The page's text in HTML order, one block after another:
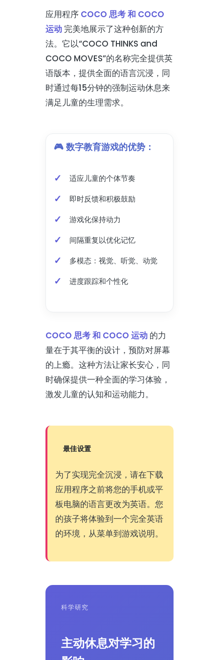
应用程序 COCO 思考 和 COCO
运动完美地展示了这种创新的方
法。它以“COCO THINKS and
COCO MOVES”的名称完全提供英
语版本，提供全面的语言沉浸，同
时通过每15分钟的强制运动休息来
满足儿童的生理需求。
🎮 数字教育游戏的优势：
适应儿童的个体节奏
即时反馈和积极鼓励
游戏化保持动力
间隔重复以优化记忆
多模态：视觉、听觉、动觉
进度跟踪和个性化
COCO 思考 和 COCO 运动的力
量在于其平衡的设计，预防对屏幕
的上瘾。这种方法让家长安心，同
时确保提供一种全面的学习体验，
激发儿童的认知和运动能力。
最佳设置
为了实现完全沉浸，请在下载
应用程序之前将您的手机或平
板电脑的语言更改为英语。您
的孩子将体验到一个完全英语
的环境，从菜单到游戏说明。
科学研究
主动休息对学习的